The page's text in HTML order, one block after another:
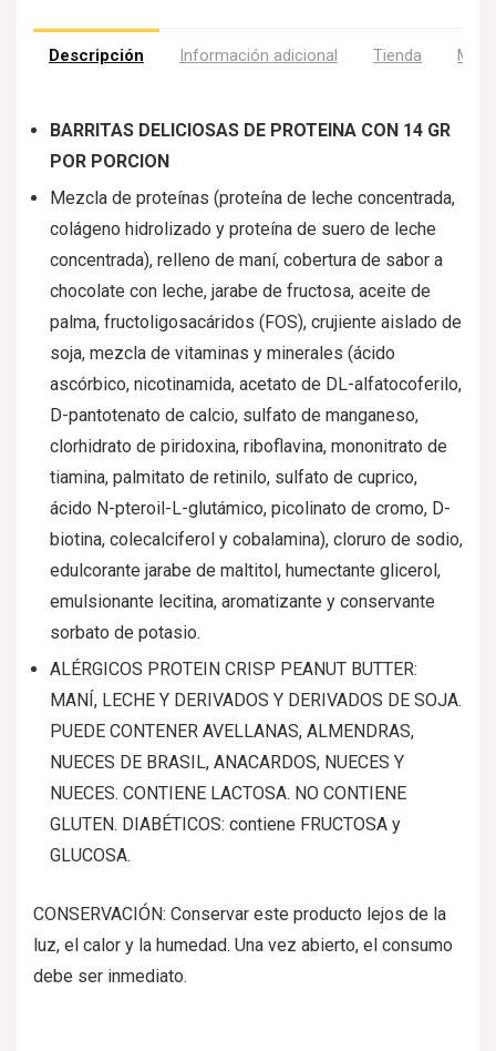
Descripción Información adicional Tienda Más
BARRITAS DELICIOSAS DE PROTEINA CON 14 GR
POR PORCION
Mezcla de proteínas (proteína de leche concentrada,
colágeno hidrolizado y proteína de suero de leche
concentrada), relleno de maní, cobertura de sabor a
chocolate con leche, jarabe de fructosa, aceite de
palma, fructoligosacáridos (FOS), crujiente aislado de
soja, mezcla de vitaminas y minerales (ácido
ascórbico, nicotinamida, acetato de DL-alfatocoferilo,
D-pantotenato de calcio, sulfato de manganeso,
clorhidrato de piridoxina, riboflavina, mononitrato de
tiamina, palmitato de retinilo, sulfato de cuprico,
ácido N-pteroil-L-glutámico, picolinato de cromo, D-
biotina, colecalciferol y cobalamina), cloruro de sodio,
edulcorante jarabe de maltitol, humectante glicerol,
emulsionante lecitina, aromatizante y conservante
sorbato de potasio.
ALÉRGICOS PROTEIN CRISP PEANUT BUTTER:
MANÍ, LECHE Y DERIVADOS Y DERIVADOS DE SOJA.
PUEDE CONTENER AVELLANAS, ALMENDRAS,
NUECES DE BRASIL, ANACARDOS, NUECES Y
NUECES. CONTIENE LACTOSA. NO CONTIENE
GLUTEN. DIABÉTICOS: contiene FRUCTOSA y
GLUCOSA.
CONSERVACIÓN: Conservar este producto lejos de la
luz, el calor y la humedad. Una vez abierto, el consumo
debe ser inmediato.